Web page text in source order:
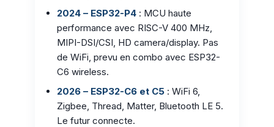
2024 – ESP32-P4 : MCU haute
performance avec RISC-V 400 MHz,
MIPI-DSI/CSI, HD camera/display. Pas
de WiFi, prevu en combo avec ESP32-
C6 wireless.
2026 – ESP32-C6 et C5 : WiFi 6,
Zigbee, Thread, Matter, Bluetooth LE 5.
Le futur connecte.